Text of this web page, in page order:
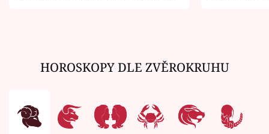
HOROSKOPY DLE ZVĚROKRUHU